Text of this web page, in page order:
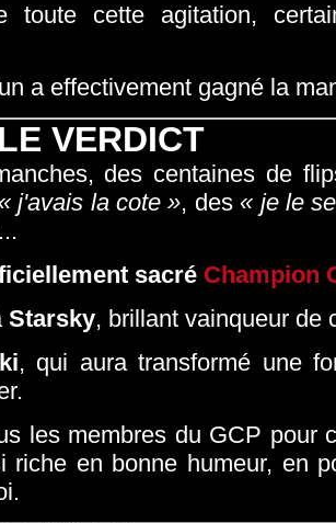
toute cette agitation,
a effectivement gagné la
VERDICT
des centaines de
j'avais la cote », des« je le
...
sacré Champion
Starsky, brillant vainqueur de
, qui aura transformé une
les membres du GCP pour
riche en bonne humeur, en